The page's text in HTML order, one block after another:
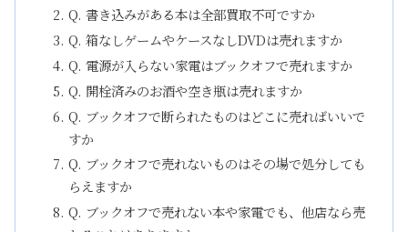
Q. 書き込みがある本は全部買取不可ですか
Q. 箱なしゲームやケースなしDVDは売れますか
Q. 電源が入らない家電はブックオフで売れますか
Q. 開栓済みのお酒や空き瓶は売れますか
Q. ブックオフで断られたものはどこに売ればいいで
すか
Q. ブックオフで売れないものはその場で処分しても
らえますか
Q. ブックオフで売れない本や家電でも、他店なら売